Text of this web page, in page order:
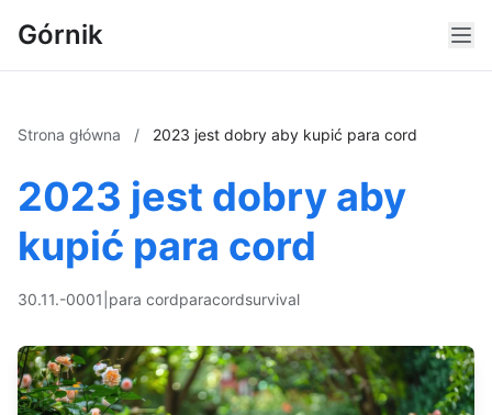
Górnik
Strona główna / 2023 jest dobry aby kupić para cord
2023 jest dobry aby
kupić para cord
30.11.-0001 para cordparacordsurvival